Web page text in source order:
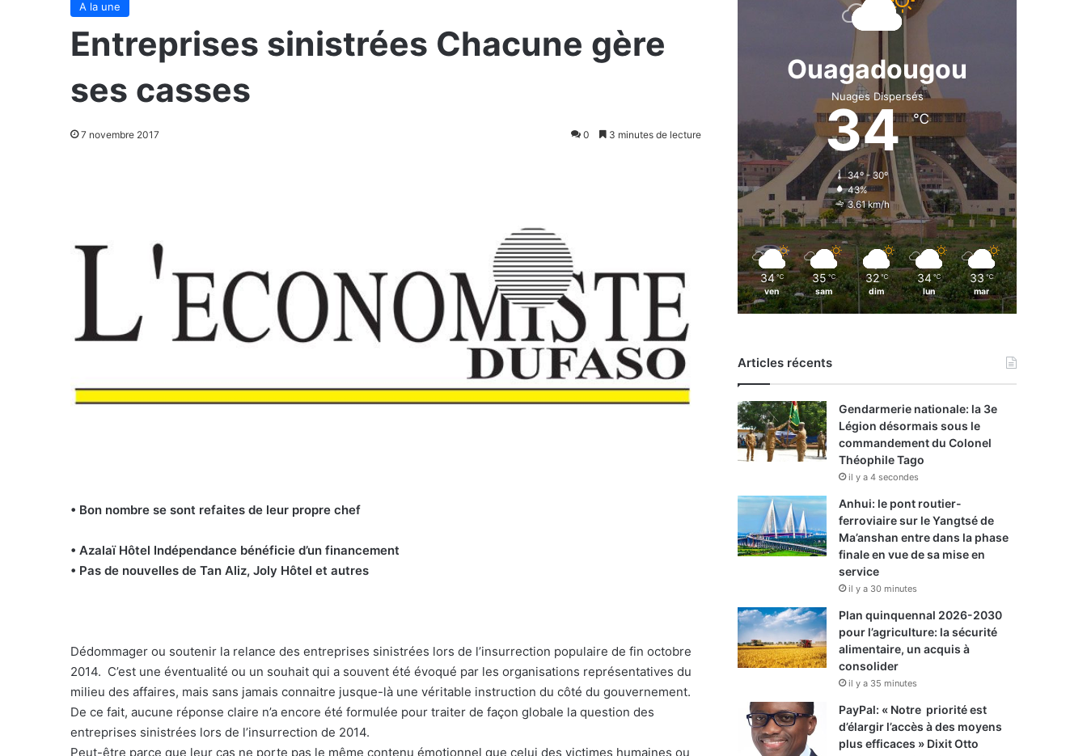
A la une
Entreprises sinistrées Chacune gère
ses casses
7 novembre 2017 0 3 minutes de lecture
• Bon nombre se sont refaites de leur propre chef
• Azalaï Hôtel Indépendance bénéficie d’un financement
• Pas de nouvelles de Tan Aliz, Joly Hôtel et autres
Dédommager ou soutenir la relance des entreprises sinistrées lors de l’insurrection populaire de fin octobre
2014. C’est une éventualité ou un souhait qui a souvent été évoqué par les organisations représentatives du
milieu des affaires, mais sans jamais connaitre jusque-là une véritable instruction du côté du gouvernement.
De ce fait, aucune réponse claire n’a encore été formulée pour traiter de façon globale la question des
entreprises sinistrées lors de l’insurrection de 2014.
Peut-être parce que leur cas ne porte pas le même contenu émotionnel que celui des victimes humaines ou
Ouagadougou
Nuages Dispersés
34℃
34º - 30º
43%
3.61 km/h
34 ℃
ven
35 ℃
sam
32 ℃
dim
34 ℃
lun
33 ℃
mar
Articles récents
Gendarmerie nationale: la 3e
Légion désormais sous le
commandement du Colonel
Théophile Tago
il y a 4 secondes
Anhui: le pont routier-
ferroviaire sur le Yangtsé de
Ma’anshan entre dans la phase
finale en vue de sa mise en
service
il y a 30 minutes
Plan quinquennal 2026-2030
pour l’agriculture: la sécurité
alimentaire, un acquis à
consolider
il y a 35 minutes
PayPal: « Notre priorité est
d’élargir l’accès à des moyens
plus efficaces » Dixit Otto